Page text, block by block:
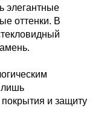
элегантные
оттенки. В
лишь
и защиту